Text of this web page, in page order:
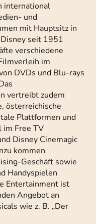
international
und
mit Hauptsitz in
seit 1951
verschiedene
im
DVDs und Blu-rays
vertreibt zudem
österreichische
Plattformen und
im Free TV
Disney Cinemagic
kommen
Geschäft sowie
Handyspielen
Entertainment ist
Angebot an
wie z. B. „Der